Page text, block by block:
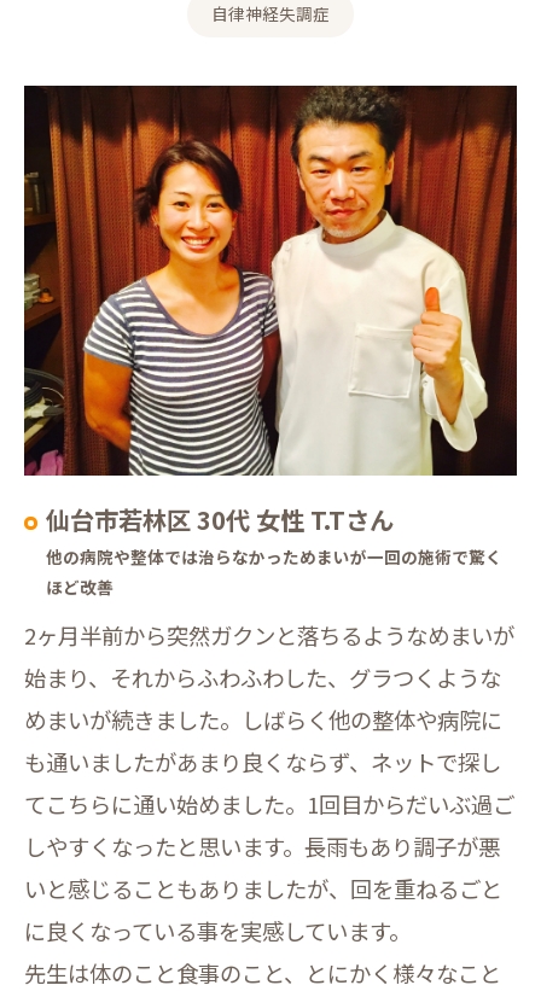
自律神経失調症
仙台市若林区 30代 女性 T.Tさん
他の病院や整体では治らなかっためまいが一回の施術で驚く
ほど改善
2ヶ月半前から突然ガクンと落ちるようなめまいが
始まり、それからふわふわした、グラつくような
めまいが続きました。しばらく他の整体や病院に
も通いましたがあまり良くならず、ネットで探し
てこちらに通い始めました。1回目からだいぶ過ご
しやすくなったと思います。長雨もあり調子が悪
いと感じることもありましたが、回を重ねるごと
に良くなっている事を実感しています。
先生は体のこと食事のこと、とにかく様々なこと